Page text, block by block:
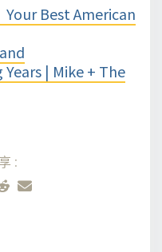
Your Best American
| Mike + The
: